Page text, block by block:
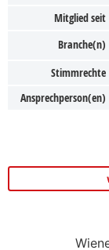
Mitglied seit
Branche(n)
Stimmrechte
Ansprechperson(en)